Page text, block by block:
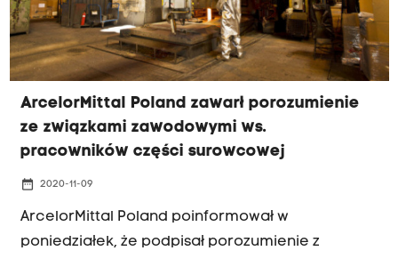
ArcelorMittal Poland zawarł porozumienie
ze związkami zawodowymi ws.
pracowników części surowcowej
date_range 2020-11-09
ArcelorMittal Poland poinformował w
poniedziałek, że podpisał porozumienie z